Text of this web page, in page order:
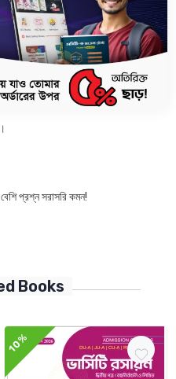
Conceptual প্রশ্নোত্তর।
।
টেস্ট.
.
।
প্রশ্ন সরাসরি কমন!
Books
10%